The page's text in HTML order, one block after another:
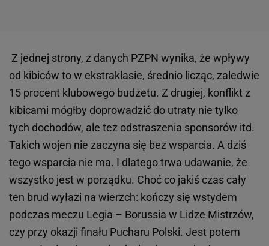
Z jednej strony, z danych PZPN wynika, że wpływy
od kibiców to w ekstraklasie, średnio licząc, zaledwie
15 procent klubowego budżetu. Z drugiej, konflikt z
kibicami mógłby doprowadzić do utraty nie tylko
tych dochodów, ale też odstraszenia sponsorów itd.
Takich wojen nie zaczyna się bez wsparcia. A dziś
tego wsparcia nie ma. I dlatego trwa udawanie, że
wszystko jest w porządku. Choć co jakiś czas cały
ten brud wyłazi na wierzch: kończy się wstydem
podczas meczu Legia – Borussia w Lidze Mistrzów,
czy przy okazji finału Pucharu Polski. Jest potem